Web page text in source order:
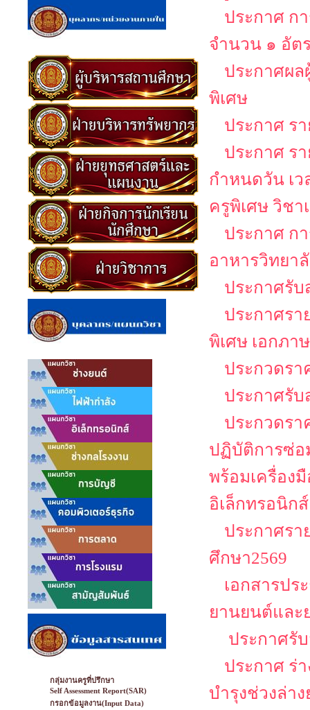
กลุ่มงานครูที่ปรึกษา
Self Assessment Report(SAR)
กรอกข้อมูลงาน(Input Data)
ประกาศ ก
จำนวน ๑ อัต
ประกาศผ
พิเศษ
ประกาศ ร
ประกาศ ร
กำหนดวัน เ
ครูพิเศษ วิชา
ประกาศ ก
อาหารวิทยา
ประกาศรั
ประกาศรา
พิเศษ เอกภา
ประกวดร
ประกาศรั
ประกวดร
ปฏิบัติการซ่อ
พร้อมเครื่อง
อิเล็กทรอนิก
ประกาศร
ศึกษา2569
เอกสารป
ยานยนต์และ
ประกาศรั
ประกาศ ร่
บำรุงช่วงล่า